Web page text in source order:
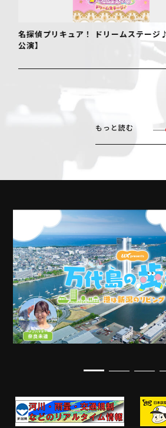
名探偵プリキュア！ ドリームステー
公演】
もっと読む